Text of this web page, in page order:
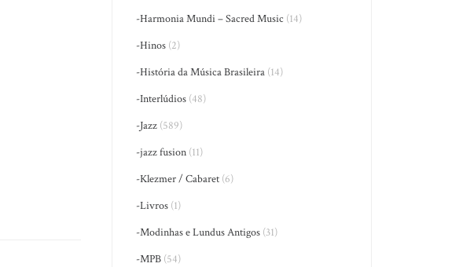
-Harmonia Mundi – Sacred Music (14)
-Hinos (2)
-História da Música Brasileira (14)
-Interlúdios (48)
-Jazz (589)
-jazz fusion (11)
-Klezmer / Cabaret (6)
-Livros (1)
-Modinhas e Lundus Antigos (31)
-MPB (54)